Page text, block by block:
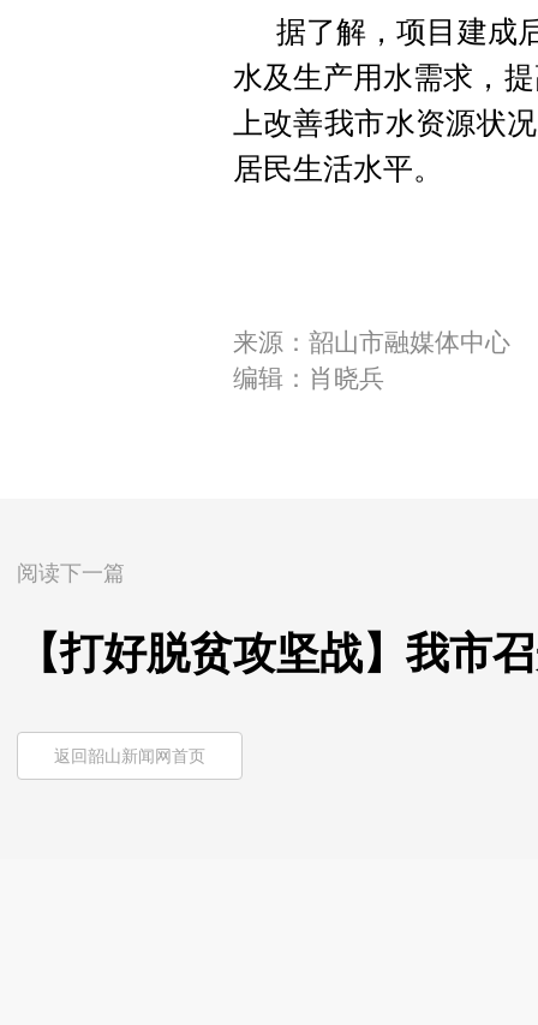
据了解，项目建成
水及生产用水需求，
上改善我市水资源状
居民生活水平。
来源：韶山市融媒体中心
编辑：肖晓兵
阅读下一篇
【打好脱贫攻坚战】我市
返回韶山新闻网首页